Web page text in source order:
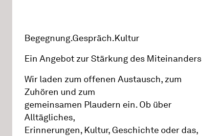
Begegnung.Gespräch.Kultur
Ein Angebot zur Stärkung des Miteinanders
Wir laden zum offenen Austausch, zum
Zuhören und zum
gemeinsamen Plaudern ein. Ob über
Alltägliches,
Erinnerungen, Kultur, Geschichte oder das,